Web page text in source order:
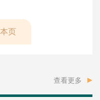
页
查看更多